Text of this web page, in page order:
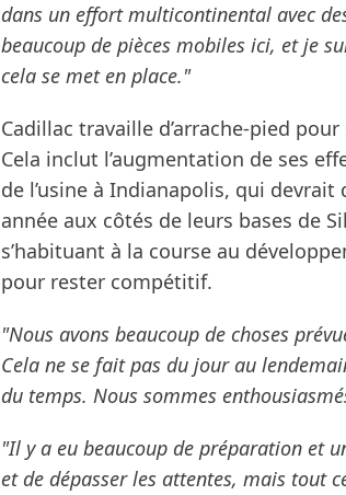
dans un effort multicontinental avec
beaucoup de pièces mobiles ici, et je
cela se met en place."
Cadillac travaille d’arrache-pied
Cela inclut l’augmentation de ses
de l’usine à Indianapolis, qui
année aux côtés de leurs bases de
s’habituant à la course au
pour rester compétitif.
"Nous avons beaucoup de choses
Cela ne se fait pas du jour au
du temps. Nous sommes
"Il y a eu beaucoup de préparation et
et de dépasser les attentes, mais tout